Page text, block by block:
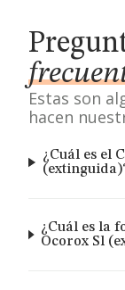
Estas son
hacen
¿Cuál es el
¿Cuál es la
Ocorox Sl